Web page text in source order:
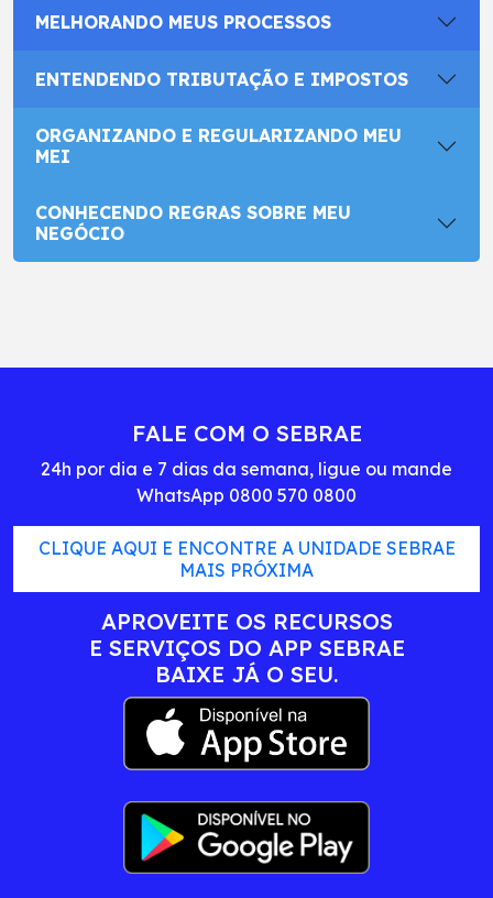
MELHORANDO MEUS PROCESSOS
ENTENDENDO TRIBUTAÇÃO E IMPOSTOS
ORGANIZANDO E REGULARIZANDO MEU
MEI
CONHECENDO REGRAS SOBRE MEU
NEGÓCIO
FALE COM O SEBRAE
24h por dia e 7 dias da semana, ligue ou mande
WhatsApp 0800 570 0800
CLIQUE AQUI E ENCONTRE A UNIDADE SEBRAE
MAIS PRÓXIMA
APROVEITE OS RECURSOS
E SERVIÇOS DO APP SEBRAE
BAIXE JÁ O SEU.